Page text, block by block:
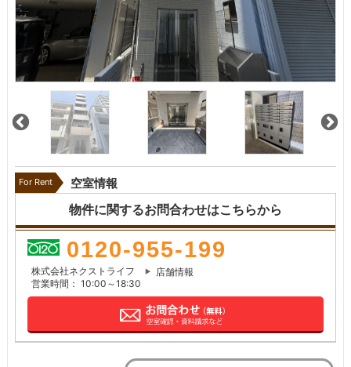
For Rent 空室情報
物件に関するお問合わせはこちらから
0120-955-199
株式会社ネクストライフ
店舗情報
営業時間： 10:00～18:30